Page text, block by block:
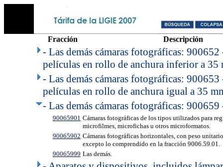
Fracción Descripción
- Las demás cámaras fotográficas: 900652
películas en rollo de anchura inferior a 35
- Las demás cámaras fotográficas: 900653
películas en rollo de anchura igual a 35
- Las demás cámaras fotográficas: 900659
90065901 Cámaras fotográficas de los tipos utilizados para
microfilmes, microfichas u otros microformatos.
90065902 Cámaras fotográficas horizontales, con peso
excepto lo comprendido en la fracción 9006.59.01.
90065999 Las demás.